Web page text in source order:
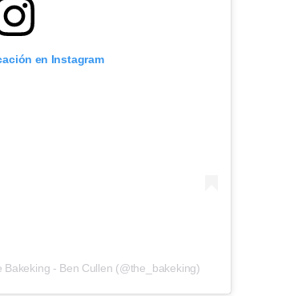
en Instagram
- Ben Cullen (@the_bakeking)